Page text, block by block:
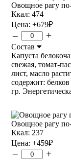
Овощное рагу
Ккал: 474
Цена: +679₽
– +
Состав
Капуста
свежая, томат-
лист, масло
содержит:
гр.
Овощное рагу
Ккал: 237
Цена: +459₽
– +